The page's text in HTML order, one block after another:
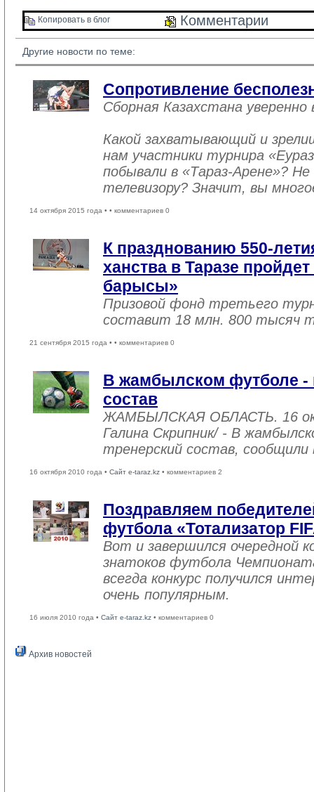
Копировать в блог Комментарии
Другие новости по теме:
Сопротивление
Сборная Казахстана
Какой захватывающий и
нам участники турнира
побывали в «Тараз-Арене»? Не
телевизору? Значит, вы
14 октября 2015 года • • комментариев 0
К празднованию 550-
ханства в Таразе
барысы»
Призовой фонд третьего
составит 18 млн. 800 тысяч
21 сентября 2015 года • • комментариев 0
В жамбылском футболе -
состав
ЖАМБЫЛСКАЯ ОБЛАСТЬ. 16
Галина Скрипник/ - В
тренерский состав, сообщили
16 октября 2010 года • Сайт e-taraz.kz • комментариев 2
Поздравляем
футбола «Тотализатор
Вот и завершился очередной
знатоков футбола
всегда конкурс получился
очень популярным.
16 июля 2010 года • Сайт e-taraz.kz • комментариев 0
Архив новостей